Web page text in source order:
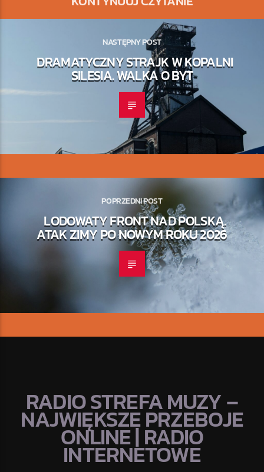
NASTĘPNY POST
DRAMATYCZNY STRAJK W KOPALNI
SILESIA. WALKA O BYT
POPRZEDNI POST
LODOWATY FRONT NAD POLSKĄ.
ATAK ZIMY PO NOWYM ROKU 2026
RADIO STREFA MUZY –
NAJWIĘKSZE PRZEBOJE
ONLINE | RADIO
INTERNETOWE